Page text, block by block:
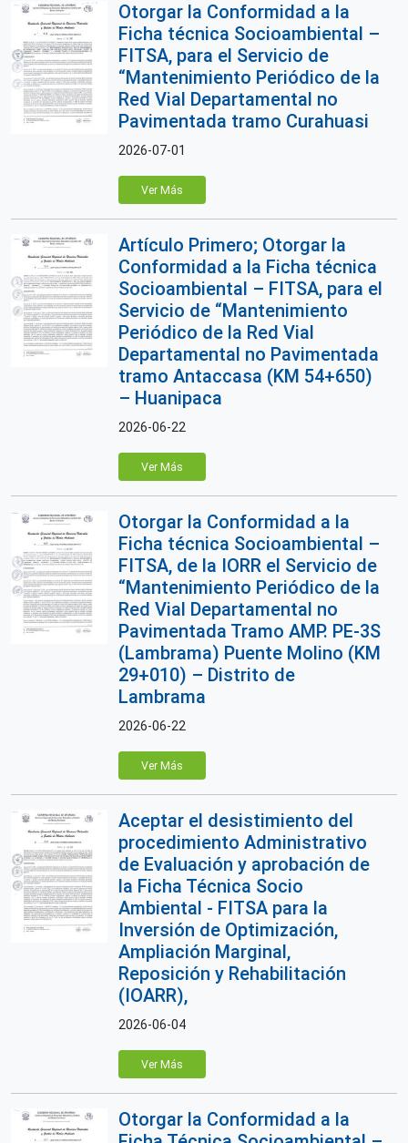
Otorgar la Conformidad a la
Ficha técnica Socioambiental –
FITSA, para el Servicio de
“Mantenimiento Periódico de la
Red Vial Departamental no
Pavimentada tramo Curahuasi
2026-07-01
Ver Más
Artículo Primero; Otorgar la
Conformidad a la Ficha técnica
Socioambiental – FITSA, para el
Servicio de “Mantenimiento
Periódico de la Red Vial
Departamental no Pavimentada
tramo Antaccasa (KM 54+650)
– Huanipaca
2026-06-22
Ver Más
Otorgar la Conformidad a la
Ficha técnica Socioambiental –
FITSA, de la IORR el Servicio de
“Mantenimiento Periódico de la
Red Vial Departamental no
Pavimentada Tramo AMP. PE-3S
(Lambrama) Puente Molino (KM
29+010) – Distrito de
Lambrama
2026-06-22
Ver Más
Aceptar el desistimiento del
procedimiento Administrativo
de Evaluación y aprobación de
la Ficha Técnica Socio
Ambiental - FITSA para la
Inversión de Optimización,
Ampliación Marginal,
Reposición y Rehabilitación
(IOARR),
2026-06-04
Ver Más
Otorgar la Conformidad a la